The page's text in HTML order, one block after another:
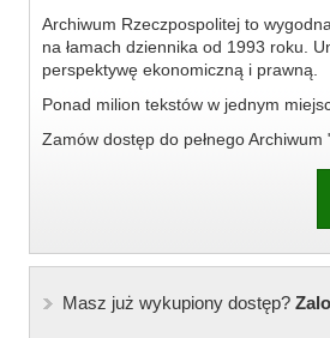
Archiwum Rzeczpospolitej to
na łamach dziennika od 1993 roku.
perspektywę ekonomiczną i prawną.
Ponad milion tekstów w jednym
Zamów dostęp do pełnego Archiwum
Masz już wykupiony dostęp?